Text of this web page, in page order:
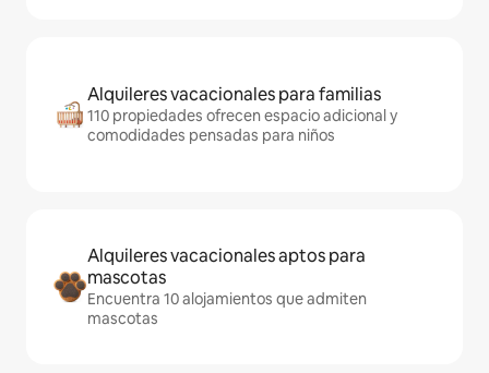
Alquileres vacacionales para familias
110 propiedades ofrecen espacio adicional y
comodidades pensadas para niños
Alquileres vacacionales aptos para
mascotas
Encuentra 10 alojamientos que admiten
mascotas